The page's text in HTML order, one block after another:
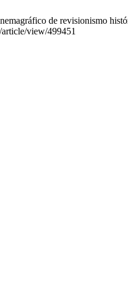
de revisionismo
view/499451